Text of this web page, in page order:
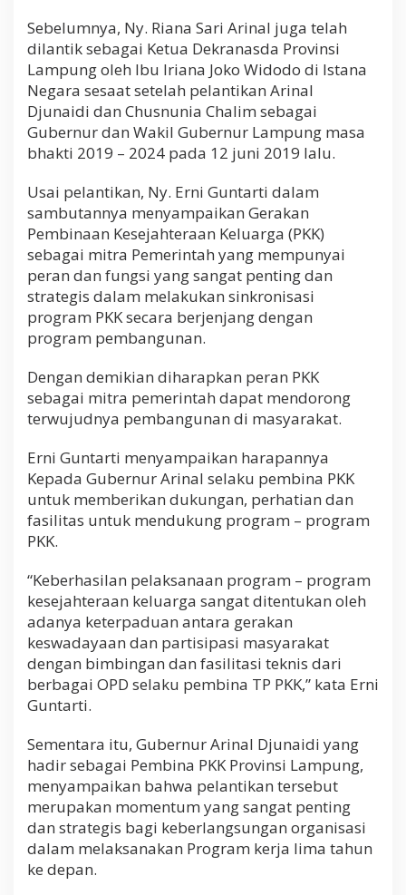
o
v
i
n
s
L
a
m
n
g
2
0
1
9
–
2
0
2
Sebelumnya, Ny. Riana Sari Arinal juga telah
dilantik sebagai Ketua Dekranasda Provinsi
Lampung oleh Ibu Iriana Joko Widodo di Istana
Negara sesaat setelah pelantikan Arinal
Djunaidi dan Chusnunia Chalim sebagai
Gubernur dan Wakil Gubernur Lampung masa
bhakti 2019 – 2024 pada 12 juni 2019 lalu.
Usai pelantikan, Ny. Erni Guntarti dalam
sambutannya menyampaikan Gerakan
Pembinaan Kesejahteraan Keluarga (PKK)
sebagai mitra Pemerintah yang mempunyai
peran dan fungsi yang sangat penting dan
strategis dalam melakukan sinkronisasi
program PKK secara berjenjang dengan
program pembangunan.
Dengan demikian diharapkan peran PKK
sebagai mitra pemerintah dapat mendorong
terwujudnya pembangunan di masyarakat.
Erni Guntarti menyampaikan harapannya
Kepada Gubernur Arinal selaku pembina PKK
untuk memberikan dukungan, perhatian dan
fasilitas untuk mendukung program – program
PKK.
“Keberhasilan pelaksanaan program – program
kesejahteraan keluarga sangat ditentukan oleh
adanya keterpaduan antara gerakan
keswadayaan dan partisipasi masyarakat
dengan bimbingan dan fasilitasi teknis dari
berbagai OPD selaku pembina TP PKK,” kata Erni
Guntarti.
Sementara itu, Gubernur Arinal Djunaidi yang
hadir sebagai Pembina PKK Provinsi Lampung,
menyampaikan bahwa pelantikan tersebut
merupakan momentum yang sangat penting
dan strategis bagi keberlangsungan organisasi
dalam melaksanakan Program kerja lima tahun
ke depan.